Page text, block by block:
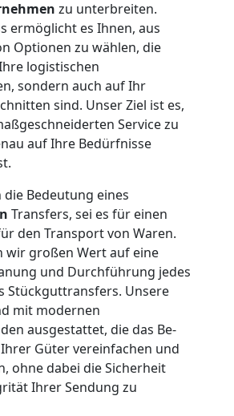
zu unterbreiten.
ermöglicht es Ihnen, aus
Optionen zu wählen, die
logistischen
sondern auch auf Ihr
sind. Unser Ziel ist es,
Service zu
auf Ihre Bedürfnisse
Bedeutung eines
Transfers, sei es für einen
den Transport von Waren.
wir großen Wert auf eine
und Durchführung jedes
Stückguttransfers. Unsere
mit modernen
ausgestattet, die das Be-
Güter vereinfachen und
ohne dabei die Sicherheit
Ihrer Sendung zu